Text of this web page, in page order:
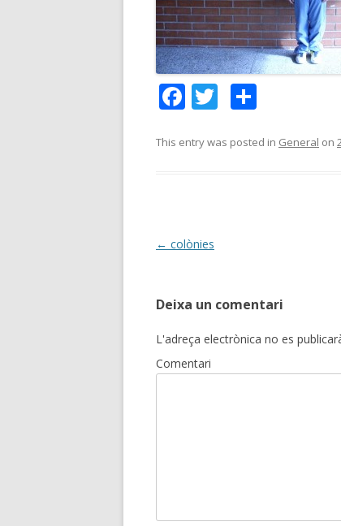
F
e
k
T
itt m
This entry was posted in General on
Post
← colònies
Deixa un comentari
L'adreça electrònica no es
Comentari